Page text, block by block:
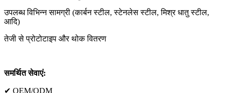
उपलब्ध विभिन्न सामग्री (कार्बन स्टील, स्टेनलेस स्टील, मिश्र धातु स्टील,
आदि)
तेजी से प्रोटोटाइप और थोक वितरण
समर्थित सेवाएं:
✔ OEM/ODM